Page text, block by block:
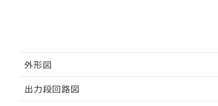
外形図
出力段回路図